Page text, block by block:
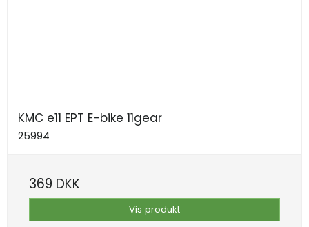
KMC e11 EPT E-bike 11gear
25994
369 DKK
Vis produkt